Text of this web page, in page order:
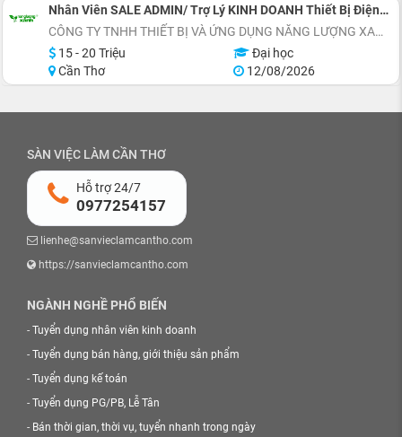
Nhân Viên SALE ADMIN/ Trợ Lý KINH DOANH Thiết Bị Điện Mặt Trời
CÔNG TY TNHH THIẾT BỊ VÀ ỨNG DỤNG NĂNG LƯỢNG XANH
15 - 20 Triệu
Đại học
Cần Thơ
12/08/2026
SÀN VIỆC LÀM CẦN THƠ
Hỗ trợ 24/7
0977254157
lienhe@sanvieclamcantho.com
https://sanvieclamcantho.com
NGÀNH NGHỀ PHỔ BIẾN
- Tuyển dụng nhân viên kinh doanh
- Tuyển dụng bán hàng, giới thiệu sản phẩm
- Tuyển dụng kế toán
- Tuyển dụng PG/PB, Lễ Tân
- Bán thời gian, thời vụ, tuyển nhanh trong ngày